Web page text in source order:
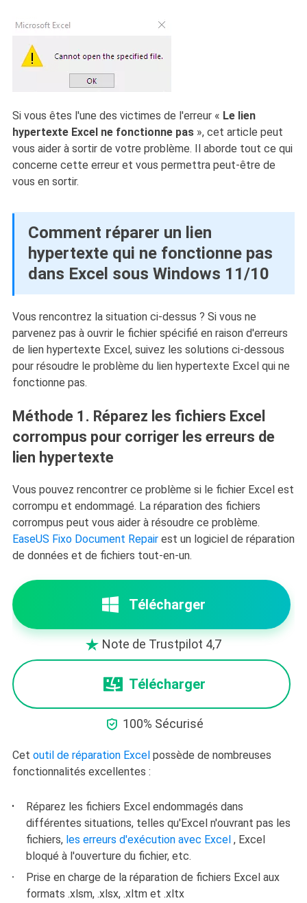
Si vous êtes l'une des victimes de l'erreur « Le lien
hypertexte Excel ne fonctionne pas», cet article peut
vous aider à sortir de votre problème. Il aborde tout ce qui
concerne cette erreur et vous permettra peut-être de
vous en sortir.
Comment réparer un lien
hypertexte qui ne fonctionne pas
dans Excel sous Windows 11/10
Vous rencontrez la situation ci-dessus ? Si vous ne
parvenez pas à ouvrir le fichier spécifié en raison d'erreurs
de lien hypertexte Excel, suivez les solutions ci-dessous
pour résoudre le problème du lien hypertexte Excel qui ne
fonctionne pas.
Méthode 1. Réparez les fichiers Excel
corrompus pour corriger les erreurs de
lien hypertexte
Vous pouvez rencontrer ce problème si le fichier Excel est
corrompu et endommagé. La réparation des fichiers
corrompus peut vous aider à résoudre ce problème.
EaseUS Fixo Document Repairest un logiciel de réparation
de données et de fichiers tout-en-un.
Télécharger
 Note de Trustpilot 4,7
Télécharger
 100% Sécurisé
Cet outil de réparation Excel possède de nombreuses
fonctionnalités excellentes :
Réparez les fichiers Excel endommagés dans
différentes situations, telles qu'Excel n'ouvrant pas les
fichiers, les erreurs d'exécution avec Excel, Excel
bloqué à l'ouverture du fichier, etc.
Prise en charge de la réparation de fichiers Excel aux
formats .xlsm, .xlsx, .xltm et .xltx